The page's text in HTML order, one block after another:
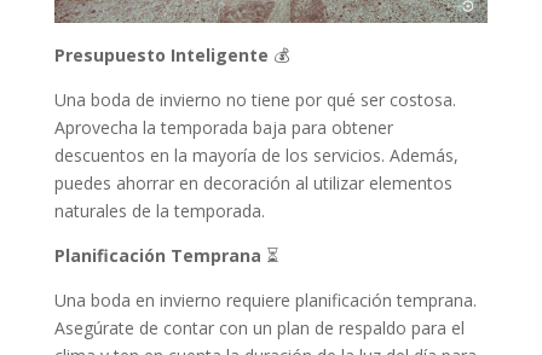
Presupuesto Inteligente 💰
Una boda de invierno no tiene por qué ser costosa.
Aprovecha la temporada baja para obtener
descuentos en la mayoría de los servicios. Además,
puedes ahorrar en decoración al utilizar elementos
naturales de la temporada.
Planificación Temprana ⏳
Una boda en invierno requiere planificación temprana.
Asegúrate de contar con un plan de respaldo para el